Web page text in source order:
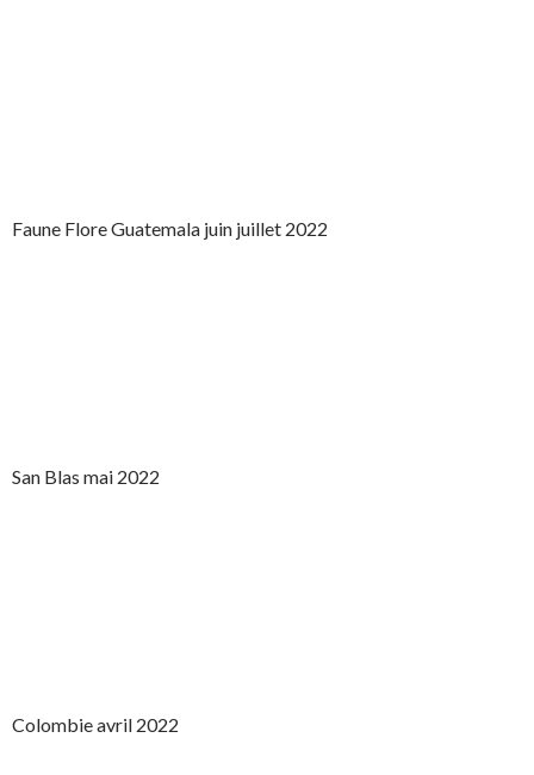
Faune Flore Guatemala juin juillet 2022
San Blas mai 2022
Colombie avril 2022